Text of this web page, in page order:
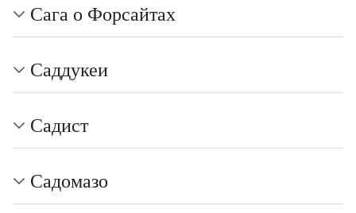
Сага о Форсайтах
Саддукеи
Садист
Садомазо